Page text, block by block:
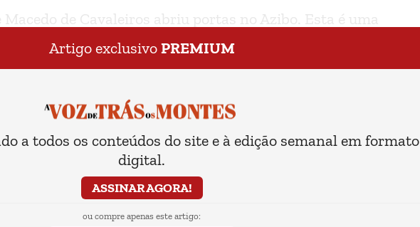
de Cavaleiros abriu portas no Azibo. Esta é uma
Artigo exclusivoPREMIUM
a todos os conteúdos do site e à edição semanal em formato
digital.
ASSINAR AGORA!
ou compre apenas este artigo: